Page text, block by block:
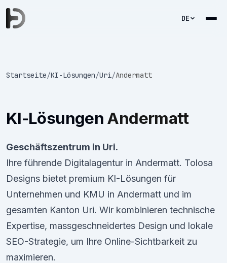
DE
Startseite/KI-Lösungen/Uri/Andermatt
KI-Lösungen Andermatt
Geschäftszentrum in Uri.
Ihre führende Digitalagentur in Andermatt. Tolosa
Designs bietet premium KI-Lösungen für
Unternehmen und KMU in Andermatt und im
gesamten Kanton Uri. Wir kombinieren technische
Expertise, massgeschneidertes Design und lokale
SEO-Strategie, um Ihre Online-Sichtbarkeit zu
maximieren.